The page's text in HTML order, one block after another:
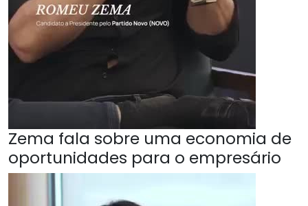
Zema fala sobre uma economia de
oportunidades para o empresário